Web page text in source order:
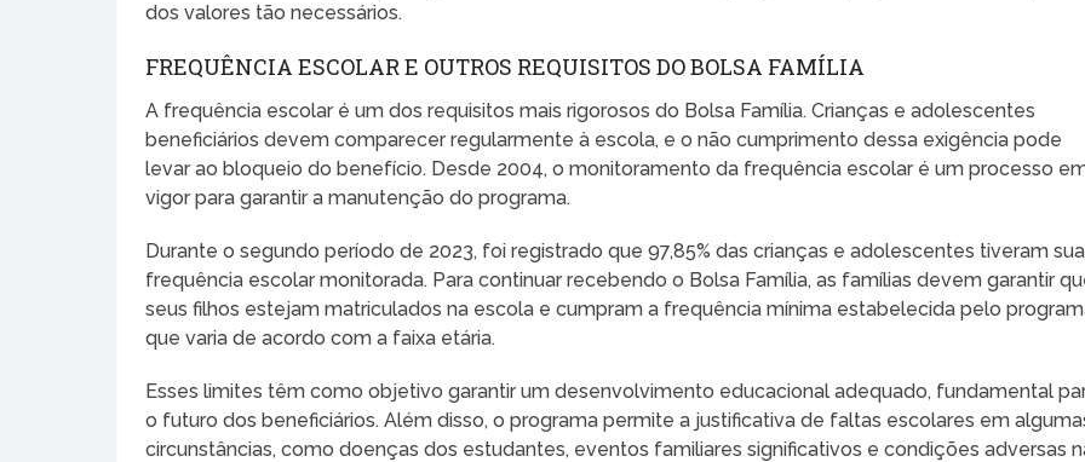
dos valores tão necessários.
FREQUÊNCIA ESCOLAR E OUTROS REQUISITOS DO BOLSA FAMÍLIA
A frequência escolar é um dos requisitos mais rigorosos do Bolsa Família. Crianças e adolescentes
beneficiários devem comparecer regularmente à escola, e o não cumprimento dessa exigência pode
levar ao bloqueio do benefício. Desde 2004, o monitoramento da frequência escolar é um processo
vigor para garantir a manutenção do programa.
Durante o segundo período de 2023, foi registrado que 97,85% das crianças e adolescentes tiveram sua
frequência escolar monitorada. Para continuar recebendo o Bolsa Família, as famílias devem garantir
seus filhos estejam matriculados na escola e cumpram a frequência mínima estabelecida pelo
que varia de acordo com a faixa etária.
Esses limites têm como objetivo garantir um desenvolvimento educacional adequado, fundamental
o futuro dos beneficiários. Além disso, o programa permite a justificativa de faltas escolares em
circunstâncias, como doenças dos estudantes, eventos familiares significativos e condições adversas